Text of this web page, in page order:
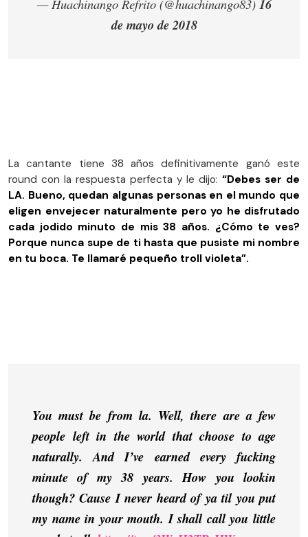
— Huachinango Refrito (@huachinango83) 16
de mayo de 2018
La cantante tiene 38 años definitivamente ganó este
round con la respuesta perfecta y le dijo:“Debes ser de
LA. Bueno, quedan algunas personas en el mundo que
eligen envejecer naturalmente pero yo he disfrutado
cada jodido minuto de mis 38 años. ¿Cómo te ves?
Porque nunca supe de ti hasta que pusiste mi nombre
en tu boca. Te llamaré pequeño troll violeta”.
You must be from la. Well, there are a few
people left in the world that choose to age
naturally. And I’ve earned every fucking
minute of my 38 years. How you lookin
though? Cause I never heard of ya til you put
my name in your mouth. I shall call you little